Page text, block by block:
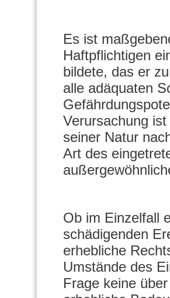
Es ist
Haftpflichtigen
bildete, das er
alle adäquaten
Verursachung
seiner Natur
Art des
Ob im Einzelfall
schädigenden
erhebliche
Umstände des
Frage keine